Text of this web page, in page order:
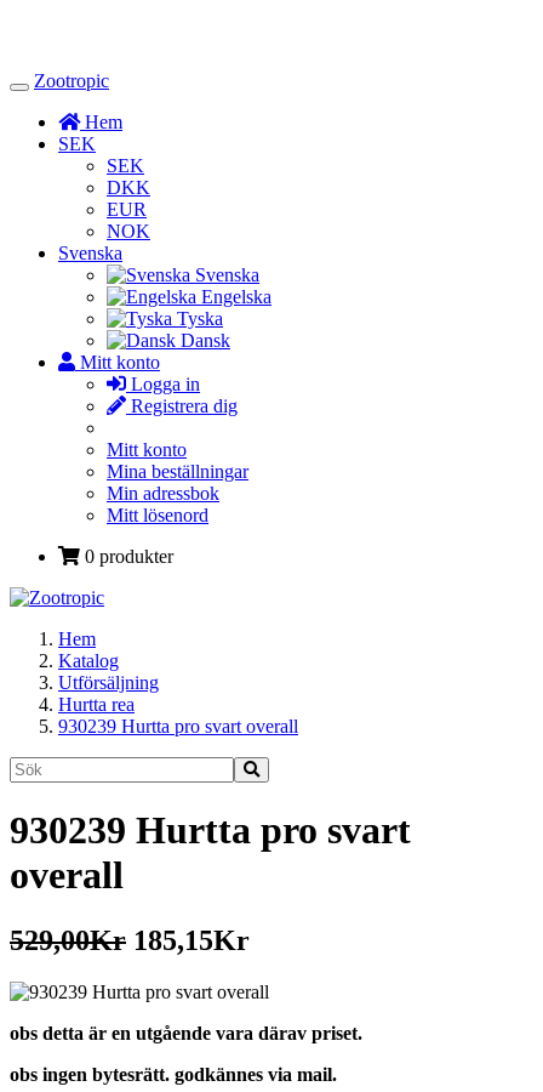
Toggle
Navigation
Zootropic
Hem
SEK
SEK
DKK
EUR
NOK
Svenska
Svenska
Engelska
Tyska
Dansk
Mitt konto
Logga in
Registrera dig
Mitt konto
Mina beställningar
Min adressbok
Mitt lösenord
0 produkter
Hem
Katalog
Utförsäljning
Hurtta rea
930239 Hurtta pro svart overall
930239 Hurtta pro svart
overall
529,00Kr 185,15Kr
obs detta är en utgående vara därav priset.
obs ingen bytesrätt. godkännes via mail.